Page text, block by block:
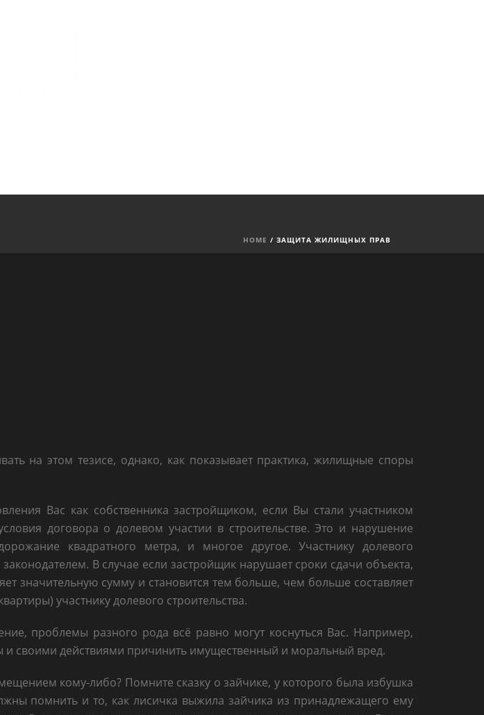
HOME / ЗАЩИТА ЖИЛИЩНЫХ ПРАВ
на этом тезисе, однако, как показывает практика, жилищные споры
Вас как собственника застройщиком, если Вы стали участником
договора о долевом участии в строительстве. Это и нарушение
квадратного метра, и многое другое. Участнику долевого
В случае если застройщик нарушает сроки сдачи объекта,
значительную сумму и становится тем больше, чем больше составляет
участнику долевого строительства.
проблемы разного рода всё равно могут коснуться Вас. Например,
и своими действиями причинить имущественный и моральный вред.
кому-либо? Помните сказку о зайчике, у которого была избушка
помнить и то, как лисичка выжила зайчика из принадлежащего ему